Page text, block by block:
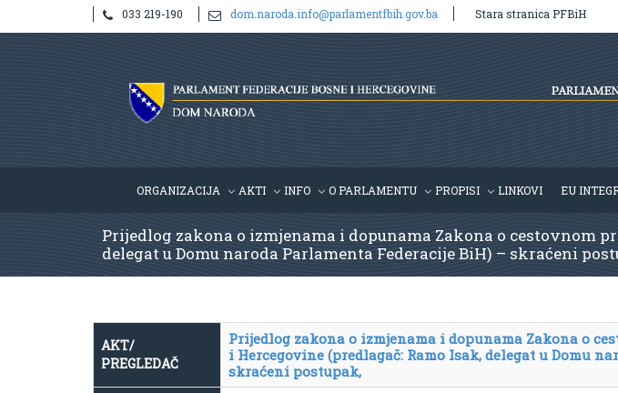
033 219-190 dom.naroda.info@parlamentfbih.gov.ba Stara stranica PFBiH
ORGANIZACIJA AKTI INFO O PARLAMENTU PROPISI LINKOVI EU
Prijedlog zakona o izmjenama i dopunama Zakona o cestovnom
delegat u Domu naroda Parlamenta Federacije BiH) – skraćeni
AKT/
PREGLEDAČ
Prijedlog zakona o izmjenama i dopunama Zakona o
i Hercegovine (predlagač: Ramo Isak, delegat u Domu
skraćeni postupak,